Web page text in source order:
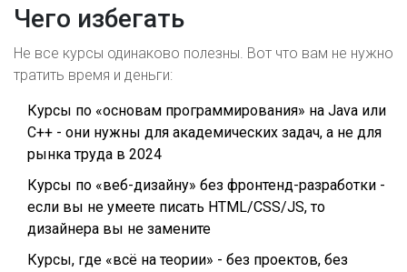
Чего избегать
Не все курсы одинаково полезны. Вот что вам не нужно
тратить время и деньги:
Курсы по «основам программирования» на Java или
C++ - они нужны для академических задач, а не для
рынка труда в 2024
Курсы по «веб-дизайну» без фронтенд-разработки -
если вы не умеете писать HTML/CSS/JS, то
дизайнера вы не замените
Курсы, где «всё на теории» - без проектов, без